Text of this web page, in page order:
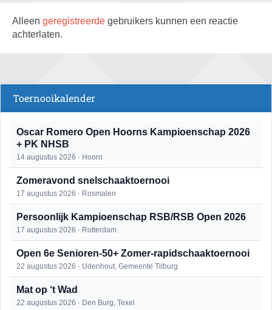
Alleen geregistreerde gebruikers kunnen een reactie
achterlaten.
Toernooikalender
Oscar Romero Open Hoorns Kampioenschap 2026
+ PK NHSB
14 augustus 2026 · Hoorn
Zomeravond snelschaaktoernooi
17 augustus 2026 · Rosmalen
Persoonlijk Kampioenschap RSB/RSB Open 2026
17 augustus 2026 · Rotterdam
Open 6e Senioren-50+ Zomer-rapidschaaktoernooi
22 augustus 2026 · Udenhout, Gemeente Tilburg
Mat op ‘t Wad
22 augustus 2026 · Den Burg, Texel